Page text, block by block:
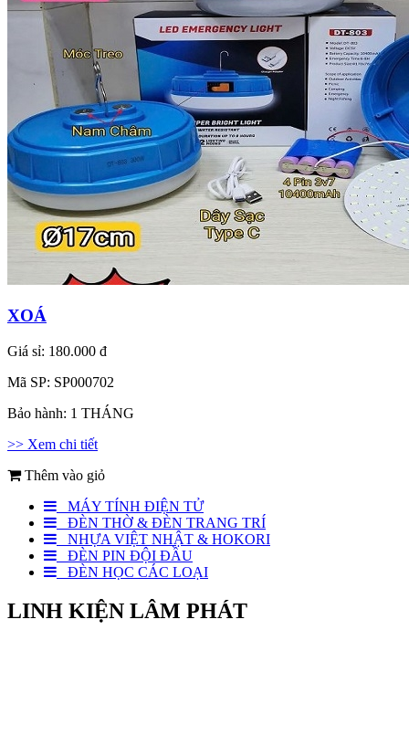
XOÁ
Giá sỉ: 180.000 đ
Mã SP: SP000702
Bảo hành: 1 THÁNG
>> Xem chi tiết
Thêm vào giỏ
MÁY TÍNH ĐIỆN TỬ
ĐÈN THỜ & ĐÈN TRANG TRÍ
NHỰA VIỆT NHẬT & HOKORI
ĐÈN PIN ĐỘI ĐẦU
ĐÈN HỌC CÁC LOẠI
LINH KIỆN LÂM PHÁT